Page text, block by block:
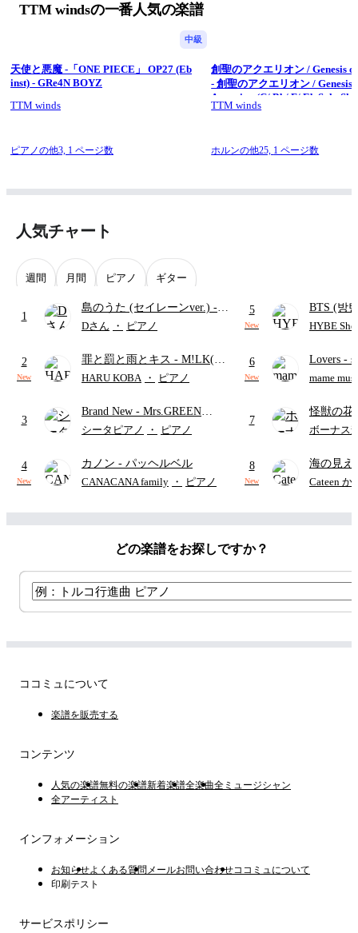
TTM windsの一番人気の楽譜
中級
天使と悪魔 -「ONE PIECE」 OP27 (Eb
inst) - GRe4N BOYZ
TTM winds
ピアノの他3, 1 ページ数
創聖のアクエリオン / Genesis
- 創聖のアクエリオン / Genesis
Aquarion (C/ Bb/ F/ Eb Solo
- AKINO
TTM winds
ホルンの他25, 1 ページ数
人気チャート
週間 月間 ピアノ ギター
1
島のうた (セイレーンver.) -
セイレーン(CV.鈴木みのり)
ード・ペダル付き/『映画ちい
かわ 人魚の島のひみつ』よ
Dさん ・ ピアノ
2
New
罪と罰と雨とキス - M!LK(佐
野勇斗&吉田仁人)
HARU KOBA ・ ピアノ
3
Brand New - Mrs.GREEN
APPLE
シータピアノ ・ ピアノ
4
New
カノン - パッヘルベル
CANACANA family ・ ピアノ
5
New
BTS (방
HYBE
6
New
Lovers -
ト)
mame
7
怪獣の
ードパー
ボーナス
8
New
海の見
Cateen か
どの楽譜をお探しですか？
ココミュについて
楽譜を販売する
コンテンツ
人気の楽譜無料の楽譜新着楽譜全楽曲全ミュージシャン
全アーティスト
インフォメーション
お知らせよくある質問 メールお問い合わせココミュについて
印刷テスト
サービスポリシー